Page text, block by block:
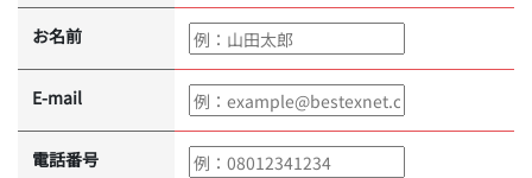
お名前
E-mail
電話番号